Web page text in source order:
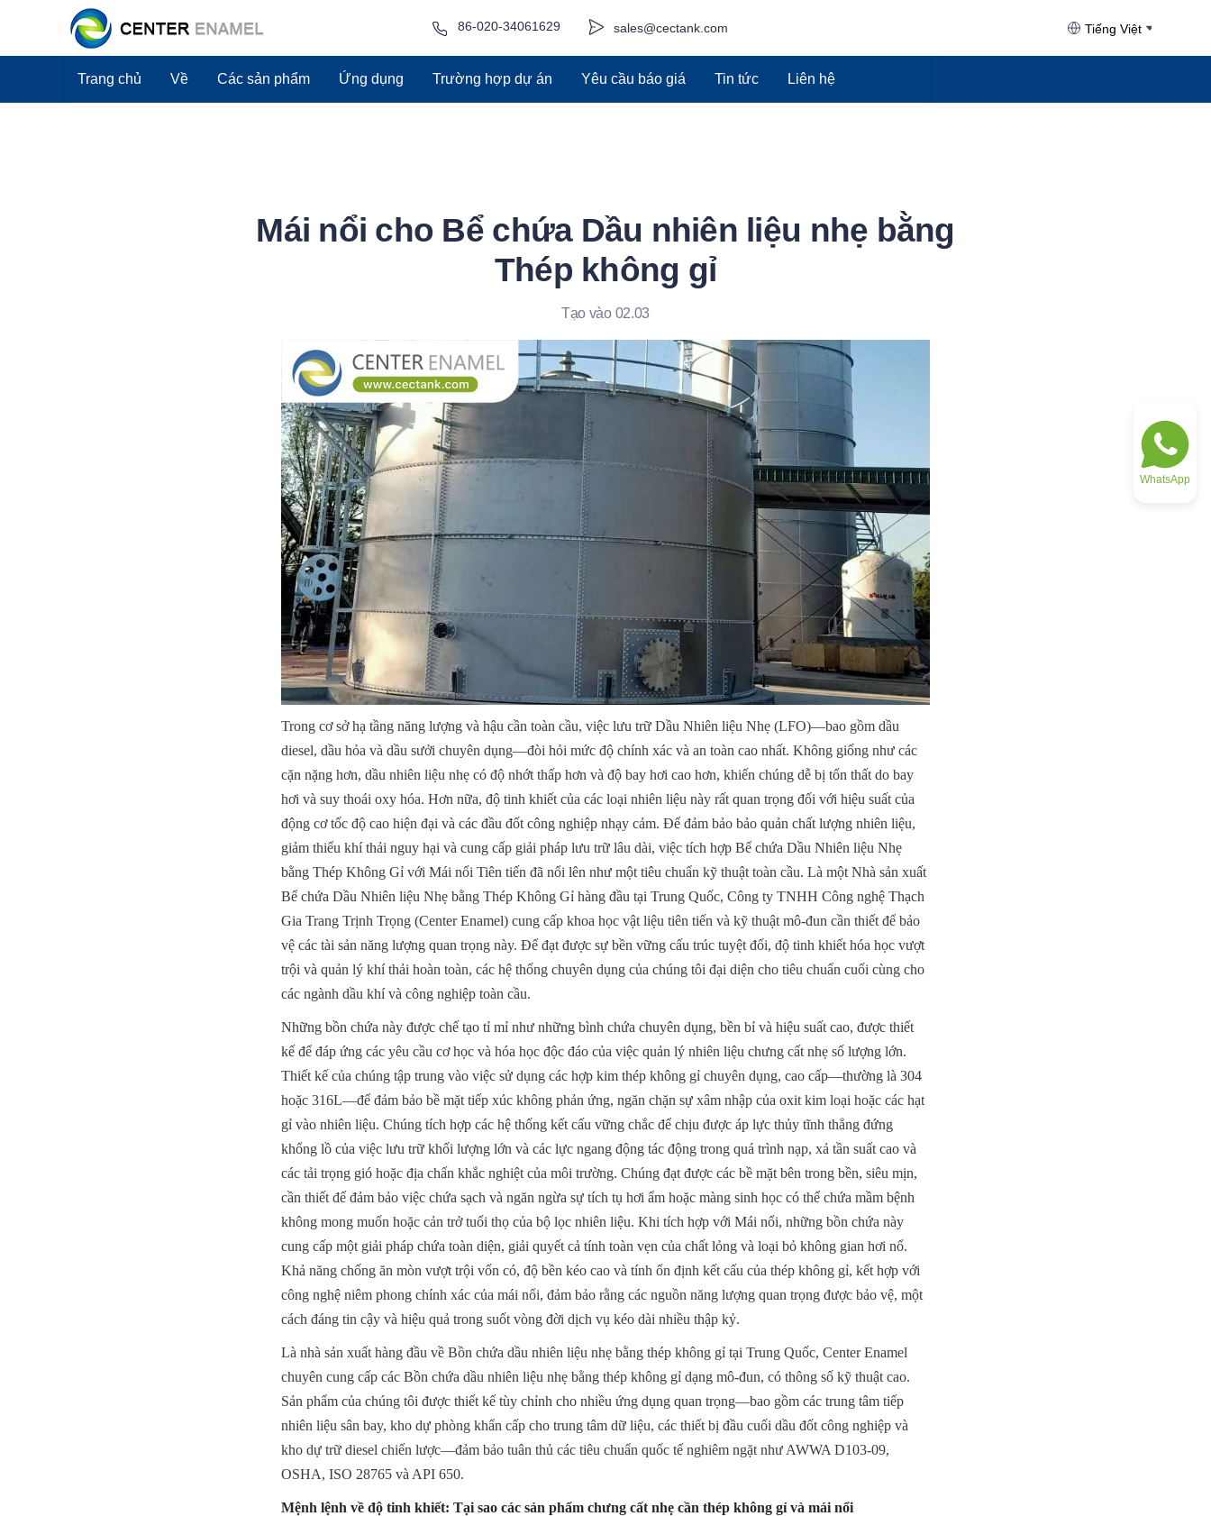
sales@cectank.com
86-020-34061629 Tiếng Việt
Trang chủ Về Các sản phẩm Ứng dụng Trường hợp dự án Yêu cầu báo giá Tin tức Liên hệ
Mái nổi cho Bể chứa Dầu nhiên liệu nhẹ bằng
Thép không gỉ
Tạo vào 02.03
Trong cơ sở hạ tầng năng lượng và hậu cần toàn cầu, việc lưu trữ Dầu Nhiên liệu Nhẹ (LFO)—bao gồm dầu
diesel, dầu hỏa và dầu sưởi chuyên dụng—đòi hỏi mức độ chính xác và an toàn cao nhất. Không giống như các
cặn nặng hơn, dầu nhiên liệu nhẹ có độ nhớt thấp hơn và độ bay hơi cao hơn, khiến chúng dễ bị tổn thất do bay
hơi và suy thoái oxy hóa. Hơn nữa, độ tinh khiết của các loại nhiên liệu này rất quan trọng đối với hiệu suất của
động cơ tốc độ cao hiện đại và các đầu đốt công nghiệp nhạy cảm. Để đảm bảo bảo quản chất lượng nhiên liệu,
giảm thiểu khí thải nguy hại và cung cấp giải pháp lưu trữ lâu dài, việc tích hợp Bể chứa Dầu Nhiên liệu Nhẹ
bằng Thép Không Gỉ với Mái nổi Tiên tiến đã nổi lên như một tiêu chuẩn kỹ thuật toàn cầu. Là một Nhà sản xuất
Bể chứa Dầu Nhiên liệu Nhẹ bằng Thép Không Gỉ hàng đầu tại Trung Quốc, Công ty TNHH Công nghệ Thạch
Gia Trang Trịnh Trọng (Center Enamel) cung cấp khoa học vật liệu tiên tiến và kỹ thuật mô-đun cần thiết để bảo
vệ các tài sản năng lượng quan trọng này. Để đạt được sự bền vững cấu trúc tuyệt đối, độ tinh khiết hóa học vượt
trội và quản lý khí thải hoàn toàn, các hệ thống chuyên dụng của chúng tôi đại diện cho tiêu chuẩn cuối cùng cho
các ngành dầu khí và công nghiệp toàn cầu.
Những bồn chứa này được chế tạo tỉ mỉ như những bình chứa chuyên dụng, bền bỉ và hiệu suất cao, được thiết
kế để đáp ứng các yêu cầu cơ học và hóa học độc đáo của việc quản lý nhiên liệu chưng cất nhẹ số lượng lớn.
Thiết kế của chúng tập trung vào việc sử dụng các hợp kim thép không gỉ chuyên dụng, cao cấp—thường là 304
hoặc 316L—để đảm bảo bề mặt tiếp xúc không phản ứng, ngăn chặn sự xâm nhập của oxit kim loại hoặc các hạt
gỉ vào nhiên liệu. Chúng tích hợp các hệ thống kết cấu vững chắc để chịu được áp lực thủy tĩnh thẳng đứng
khổng lồ của việc lưu trữ khối lượng lớn và các lực ngang động tác động trong quá trình nạp, xả tần suất cao và
các tải trọng gió hoặc địa chấn khắc nghiệt của môi trường. Chúng đạt được các bề mặt bên trong bền, siêu mịn,
cần thiết để đảm bảo việc chứa sạch và ngăn ngừa sự tích tụ hơi ẩm hoặc màng sinh học có thể chứa mầm bệnh
không mong muốn hoặc cản trở tuổi thọ của bộ lọc nhiên liệu. Khi tích hợp với Mái nổi, những bồn chứa này
cung cấp một giải pháp chứa toàn diện, giải quyết cả tính toàn vẹn của chất lỏng và loại bỏ không gian hơi nổ.
Khả năng chống ăn mòn vượt trội vốn có, độ bền kéo cao và tính ổn định kết cấu của thép không gỉ, kết hợp với
công nghệ niêm phong chính xác của mái nổi, đảm bảo rằng các nguồn năng lượng quan trọng được bảo vệ, một
cách đáng tin cậy và hiệu quả trong suốt vòng đời dịch vụ kéo dài nhiều thập kỷ.
Là nhà sản xuất hàng đầu về Bồn chứa dầu nhiên liệu nhẹ bằng thép không gỉ tại Trung Quốc, Center Enamel
chuyên cung cấp các Bồn chứa dầu nhiên liệu nhẹ bằng thép không gỉ dạng mô-đun, có thông số kỹ thuật cao.
Sản phẩm của chúng tôi được thiết kế tùy chỉnh cho nhiều ứng dụng quan trọng—bao gồm các trung tâm tiếp
nhiên liệu sân bay, kho dự phòng khẩn cấp cho trung tâm dữ liệu, các thiết bị đầu cuối dầu đốt công nghiệp và
kho dự trữ diesel chiến lược—đảm bảo tuân thủ các tiêu chuẩn quốc tế nghiêm ngặt như AWWA D103-09,
OSHA, ISO 28765 và API 650.
Mệnh lệnh về độ tinh khiết: Tại sao các sản phẩm chưng cất nhẹ cần thép không gỉ và mái nổi
WhatsApp